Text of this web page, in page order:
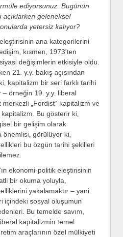
ediyorsunuz. Bugünün
geleneksel
yetersiz kalıyor?
ana kategorilerini
kısmen, 1973’ten
değişimlerin etkisiyle oldu.
21. y.y. bakış açısından
kapitalizm bir seri farklı tarihi
örneğin 19. y.y. liberal
„Fordist“ kapitalizm ve
Bu gösterir ki,
bir gelişim olarak
önemlisi, görülüyor ki,
bu özgün tarihi şekilleri
ekonomi-politik eleştirisinin
bir okuma yoluyla,
yakalamaktır – yani
içindeki sosyal oluşumun
Bu temelde savım,
kapitalizmin temel
araçlarının özel mülkiyeti